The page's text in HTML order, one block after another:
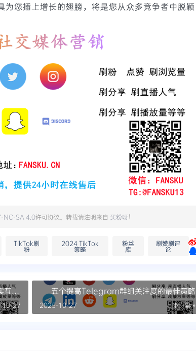
为您插上增长的翅膀，将是您从众多竞争者中脱颖
NC-SA 4.0许可协议。转载请注明来自 买粉呀！
TikTok刷
粉
2024 TikTok
策略
粉丝
库
刷赞刷评
论
互
10-27
五个提高Telegram群组关注度的最佳策略
下一篇 »
2025-10-27